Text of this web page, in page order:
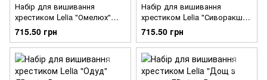
Набір для вишивання
хрестиком Lelia "Омелюх"
ЛВ145
715.50 грн
Набір для вишивання
хрестиком Lelia "Сиворакша"
ЛВ141
715.50 грн